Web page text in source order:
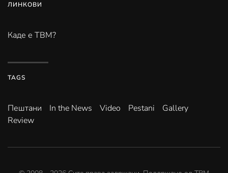
ЛИНКОВИ
Каде е ТВМ?
TAGS
Пештани In the News Video Pestani
Gallery
Review